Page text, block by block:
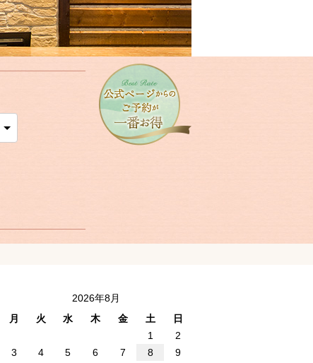
2026年8月
月
火 水 木 金 土
日
1
2
3
4 5 6 7 8
9